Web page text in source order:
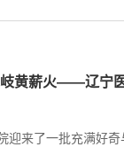
黄薪火——辽宁
迎来了一批充满好